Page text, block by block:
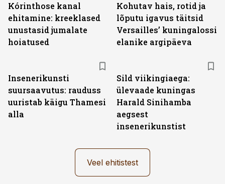
Kórinthose kanal
ehitamine: kreeklased
unustasid jumalate
hoiatused
Kohutav hais, rotid ja
lõputu igavus täitsid
Versailles’ kuningalossi
elanike argipäeva
Insenerikunsti
suursaavutus: rauduss
uuristab käigu Thamesi
alla
Sild viikingiaega:
ülevaade kuningas
Harald Sinihamba
aegsest
insenerikunstist
Veel ehitistest